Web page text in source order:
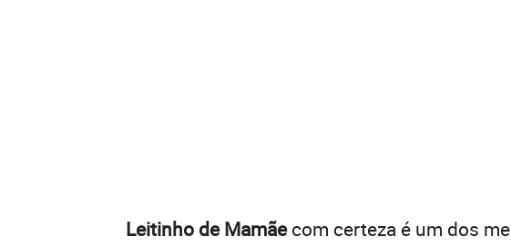
Leitinho de Mamãecom certeza é um dos